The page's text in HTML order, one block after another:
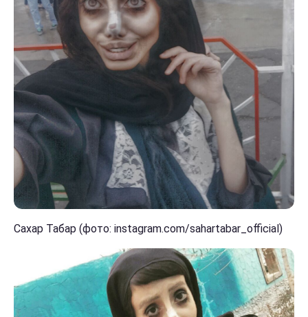
Сахар Табар (фото: instagram.com/sahartabar_official)